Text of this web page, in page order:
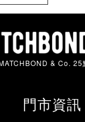
& Co. 25
門市資訊